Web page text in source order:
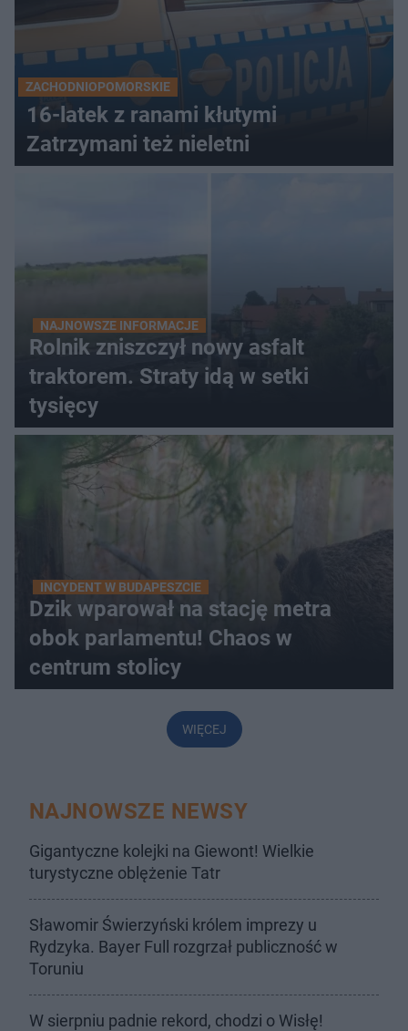
ZACHODNIOPOMORSKIE
16-latek z ranami kłutymi
Zatrzymani też nieletni
NAJNOWSZE INFORMACJE
Rolnik zniszczył nowy asfalt
traktorem. Straty idą w setki
tysięcy
INCYDENT W BUDAPESZCIE
Dzik wparował na stację metra
obok parlamentu! Chaos w
centrum stolicy
WIĘCEJ
NAJNOWSZE NEWSY
Gigantyczne kolejki na Giewont! Wielkie
turystyczne oblężenie Tatr
Sławomir Świerzyński królem imprezy u
Rydzyka. Bayer Full rozgrzał publiczność w
Toruniu
W sierpniu padnie rekord, chodzi o Wisłę!